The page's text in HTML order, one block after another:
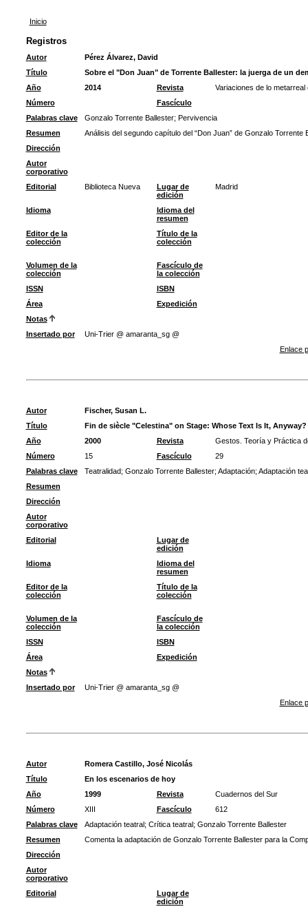
Inicio
Registros
Autor
Pérez Álvarez, David
Título
Sobre el "Don Juan" de Torrente Ballester: la juerga de un
Año
2014 Revista
Variaciones de lo
Número
Fascículo
Palabras clave
Gonzalo Torrente Ballester; Pervivencia
Resumen
Análisis del segundo capítulo del “Don Juan” de Gonzalo
Dirección
Autor
corporativo
Editorial
Biblioteca Nueva
Lugar de
edición
Madrid
Idioma
Idioma del
resumen
Editor de la
colección
Título de la
colección
Volumen de la
colección
Fascículo de
la colección
ISSN
ISBN
Área
Expedición
Notas
Insertado por
Uni-Trier @ amaranta_sg @
Enlace
Autor
Fischer, Susan L.
Título
Fin de siècle "Celestina" on Stage: Whose Text Is It, Anyway?
Año
2000 Revista
Gestos. Teoría y Práctica
Número
15 Fascículo
29
Palabras clave
Teatralidad; Gonzalo Torrente Ballester; Adaptación; Adaptación
Resumen
Dirección
Autor
corporativo
Editorial
Lugar de
edición
Idioma
Idioma del
resumen
Editor de la
colección
Título de la
colección
Volumen de la
colección
Fascículo de
la colección
ISSN
ISBN
Área
Expedición
Notas
Insertado por
Uni-Trier @ amaranta_sg @
Enlace
Autor
Romera Castillo, José Nicolás
Título
En los escenarios de hoy
Año
1999 Revista
Cuadernos del Sur
Número
XIII Fascículo
612
Palabras clave
Adaptación teatral; Crítica teatral; Gonzalo Torrente Ballester
Resumen
Comenta la adaptación de Gonzalo Torrente Ballester para la
Dirección
Autor
corporativo
Editorial
Lugar de
edición